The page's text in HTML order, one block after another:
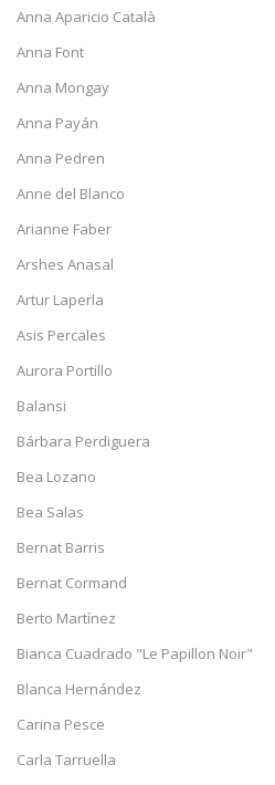
Anna Aparicio Català
Anna Font
Anna Mongay
Anna Payán
Anna Pedren
Anne del Blanco
Arianne Faber
Arshes Anasal
Artur Laperla
Asis Percales
Aurora Portillo
Balansi
Bárbara Perdiguera
Bea Lozano
Bea Salas
Bernat Barris
Bernat Cormand
Berto Martínez
Bianca Cuadrado "Le Papillon Noir"
Blanca Hernández
Carina Pesce
Carla Tarruella